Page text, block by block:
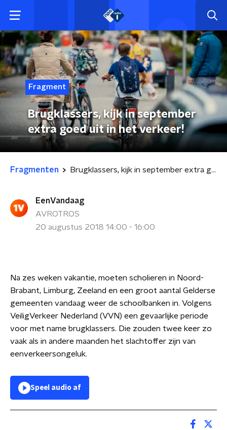
Fragment
Brugklassers, kijk in september
extra goed uit in het verkeer!
Fragmenten Brugklassers, kijk in september extra goed uit in het verkeer!
EenVandaag
AVROTROS
20 augustus 2018 14:00 - 16:00
Na zes weken vakantie, moeten scholieren in Noord-
Brabant, Limburg, Zeeland en een groot aantal Gelderse
gemeenten vandaag weer de schoolbanken in. Volgens
VeiligVerkeer Nederland (VVN) een gevaarlijke periode
voor met name brugklassers. Die zouden twee keer zo
vaak als in andere maanden het slachtoffer zijn van
eenverkeersongeluk.
Speel audio af